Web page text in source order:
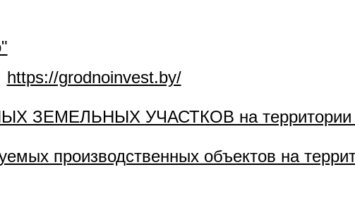
https://grodnoinvest.by/
ЗЕМЕЛЬНЫХ УЧАСТКОВ на территории
производственных объектов на